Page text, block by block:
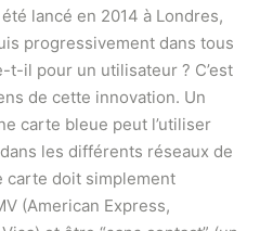
lancé en 2014 à Londres,
progressivement dans tous
t-il pour un utilisateur ? C’est
de cette innovation. Un
carte bleue peut l’utiliser
les différents réseaux de
carte doit simplement
(American Express,